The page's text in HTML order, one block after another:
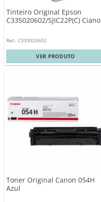
Tinteiro Original Epson
C33S020602/SJIC22P(C) Ciano
Ref.: C33S020602
VER PRODUTO
Toner Original Canon 054H
Azul